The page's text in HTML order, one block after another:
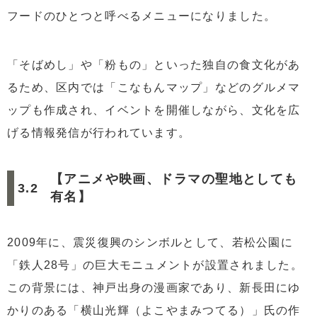
フードのひとつと呼べるメニューになりました。
「そばめし」や「粉もの」といった独自の食文化があ
るため、区内では「こなもんマップ」などのグルメマ
ップも作成され、イベントを開催しながら、文化を広
げる情報発信が行われています。
【アニメや映画、ドラマの聖地としても
有名】
2009年に、震災復興のシンボルとして、若松公園に
「鉄人28号」の巨大モニュメントが設置されました。
この背景には、神戸出身の漫画家であり、新長田にゆ
かりのある「横山光輝（よこやまみつてる）」氏の作